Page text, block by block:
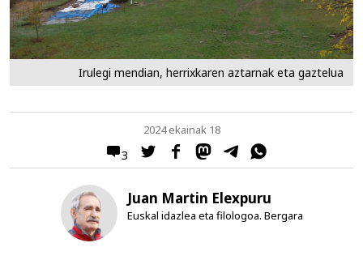
Irulegi mendian, herrixkaren aztarnak eta gaztelua
3
2024 ekainak 18
Juan Martin Elexpuru
Euskal idazlea eta filologoa. Bergara